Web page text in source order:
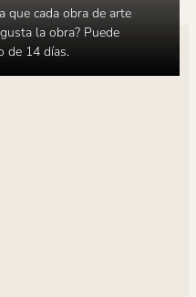
que cada obra de arte
la obra? Puede
de 14 días.